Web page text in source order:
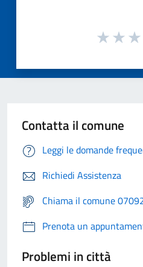
Contatta il comune
Leggi le domande
Richiedi Assistenza
Chiama il comune
Prenota un
Problemi in città